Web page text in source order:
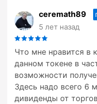
ceremath89
5 лет назад
Что мне нравится в
данном токене в
возможности
Здесь надо всего 6
дивиденды от